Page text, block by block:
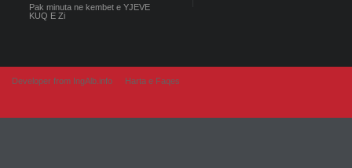
Pak minuta ne kembet e YJEVE
KUQ E Zi
Developer from IngAlb.info Harta e Faqes